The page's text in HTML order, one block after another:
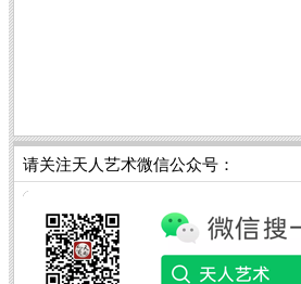
请关注天人艺术微信公众号：